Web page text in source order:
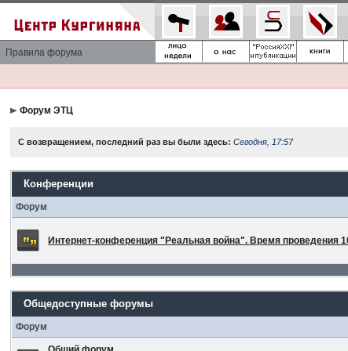
Правила форума
Форум ЭТЦ
С возвращением, последний раз вы были здесь:Сегодня, 17:57
Конференции
Форум
Интернет-конференция "Реальная война". Время проведения
Общедоступные форумы
Форум